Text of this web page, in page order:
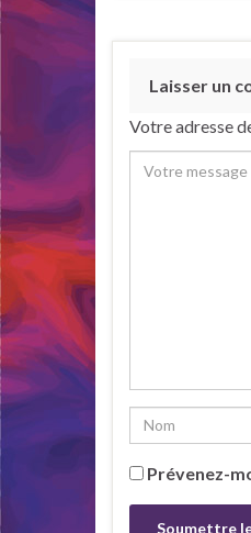
Laisser un
Votre adresse
Prévenez-